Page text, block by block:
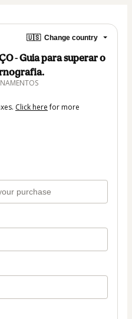
🇺🇸 Change country
- Guia para superar o
Click herefor more